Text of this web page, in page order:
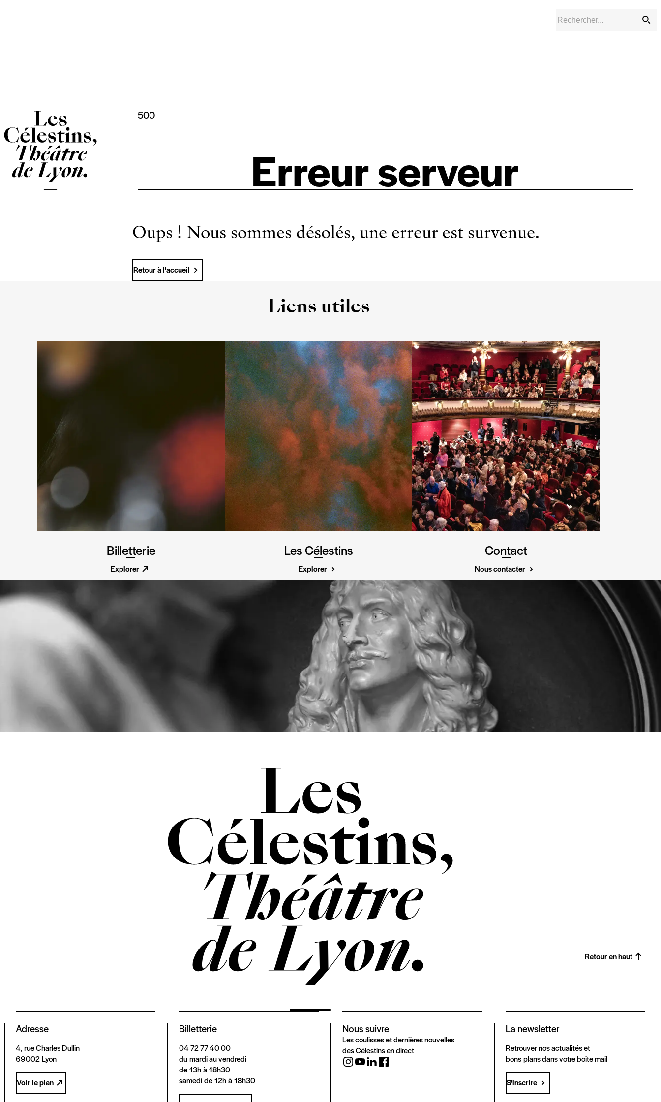
500
Erreur serveur
Oups ! Nous sommes désolés, une erreur est survenue.
Retour à l'accueil
Liens utiles
Billetterie
Explorer
Les Célestins
Explorer
Contact
Nous contacter
Retour en haut
Adresse
4, rue Charles Dullin
69002 Lyon
Voir le plan
Billetterie
04 72 77 40 00
du mardi au vendredi
de 13h à 18h30
samedi de 12h à 18h30
Nous suivre
Les coulisses et dernières nouvelles
des Célestins en direct
La newsletter
Retrouver nos actualités et
bons plans dans votre boîte mail
S'inscrire